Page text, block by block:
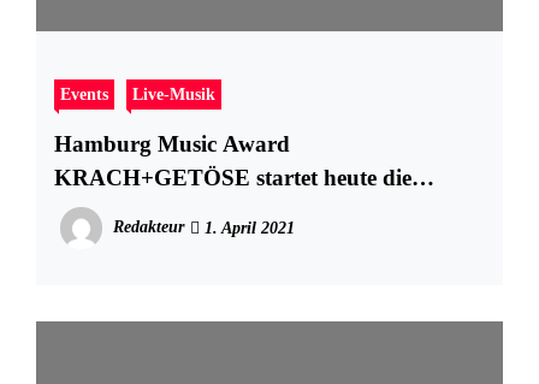
Events Live-Musik
Hamburg Music Award
KRACH+GETÖSE startet heute die
Bewerbungsphase 2021!
Redakteur 1. April 2021